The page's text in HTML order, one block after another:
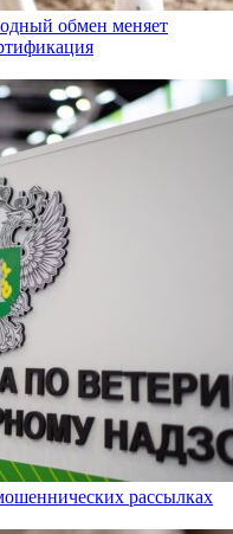
обмен меняет
рассылках